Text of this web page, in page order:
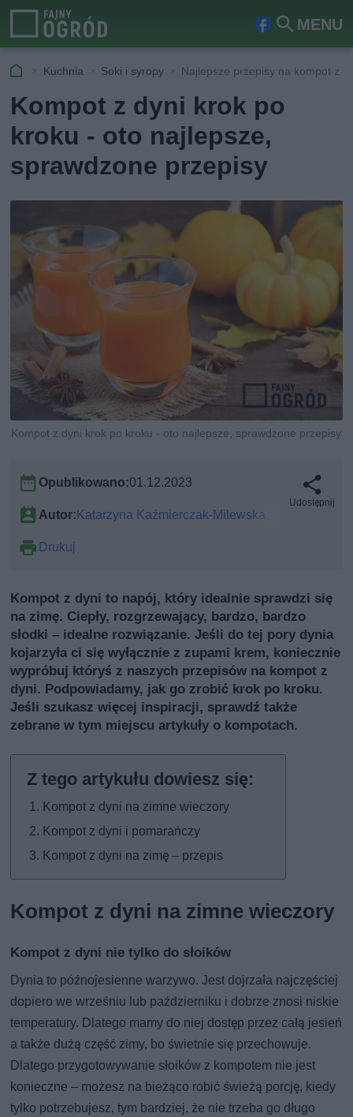
MENU
Fa
ook
Szu
Kuchnia Soki i syropy Najlepsze przepisy na kompot z
Kompot z dyni krok po
kroku - oto najlepsze,
sprawdzone przepisy
Kompot z dyni krok po kroku - oto najlepsze, sprawdzone przepisy
Opublikowano:01.12.2023
Autor: Katarzyna Kaźmierczak-Milewska
Drukuj
Udostępnij
Kompot z dyni to napój, który idealnie sprawdzi się
na zimę. Ciepły, rozgrzewający, bardzo, bardzo
słodki – idealne rozwiązanie. Jeśli do tej pory dynia
kojarzyła ci się wyłącznie z zupami krem, koniecznie
wypróbuj któryś z naszych przepisów na kompot z
dyni. Podpowiadamy, jak go zrobić krok po kroku.
Jeśli szukasz więcej inspiracji, sprawdź także
zebrane w tym miejscu artykuły o kompotach.
Kompot z dyni na zimne wieczory
Kompot z dyni i pomarańczy
Kompot z dyni na zimę – przepis
Kompot z dyni na zimne wieczory
Kompot z dyni nie tylko do słoików
Dynia to późnojesienne warzywo. Jest dojrzała najczęściej
dopiero we wrześniu lub październiku i dobrze znosi niskie
temperatury. Dlatego mamy do niej dostęp przez całą jesień
a także dużą część zimy, bo świetnie się przechowuje.
Dlatego przygotowywanie słoików z kompotem nie jest
konieczne – możesz na bieżąco robić świeżą porcję, kiedy
tylko potrzebujesz, tym bardziej, że nie trzeba go długo